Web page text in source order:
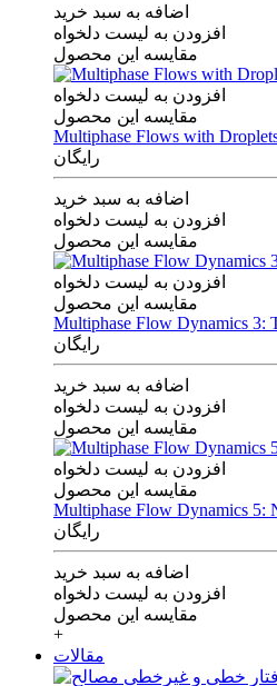
اضافه به سبد خرید
افزودن به لیست دلخواه
مقایسه این محصول
افزودن به لیست دلخواه
مقایسه این محصول
Multiphase Flows with
رایگان
اضافه به سبد خرید
افزودن به لیست دلخواه
مقایسه این محصول
افزودن به لیست دلخواه
مقایسه این محصول
Multiphase Flow Dynamics 3:
رایگان
اضافه به سبد خرید
افزودن به لیست دلخواه
مقایسه این محصول
افزودن به لیست دلخواه
مقایسه این محصول
Multiphase Flow Dynamics 5:
رایگان
اضافه به سبد خرید
افزودن به لیست دلخواه
مقایسه این محصول
+
مقالات